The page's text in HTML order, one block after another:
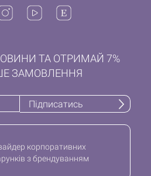
ТА ОТРИМАЙ 7%
ЗАМОВЛЕННЯ
Підписатись
корпоративних
з брендуванням